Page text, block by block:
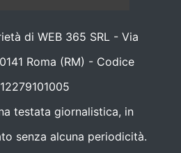
di WEB 365 SRL - Via
Roma (RM) - Codice
testata giornalistica, in
senza alcuna periodicità.